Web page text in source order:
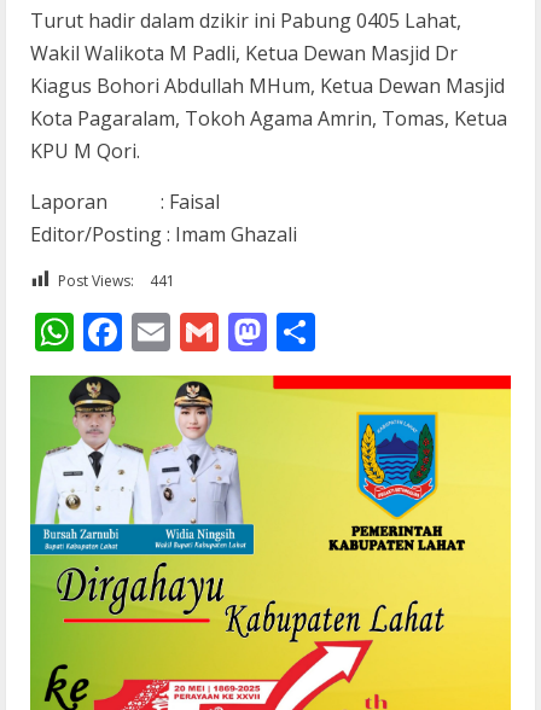
Turut hadir dalam dzikir ini Pabung 0405 Lahat,
Wakil Walikota M Padli, Ketua Dewan Masjid Dr
Kiagus Bohori Abdullah MHum, Ketua Dewan Masjid
Kota Pagaralam, Tokoh Agama Amrin, Tomas, Ketua
KPU M Qori.
Laporan : Faisal
Editor/Posting : Imam Ghazali
Post Views: 441
WhatsApp
Facebook
EmailGmailMastodon